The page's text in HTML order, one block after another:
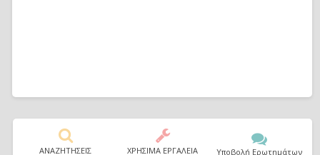
ΑΝΑΖΗΤΗΣΕΙΣ ΧΡΗΣΙΜΑ ΕΡΓΑΛΕΙΑ Υποβολή Ερωτημάτων